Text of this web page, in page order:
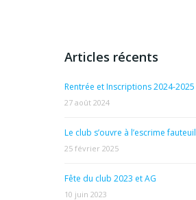
Articles récents
Rentrée et Inscriptions 2024-2025
27 août 2024
Le club s’ouvre à l’escrime fauteuil
25 février 2025
Fête du club 2023 et AG
10 juin 2023